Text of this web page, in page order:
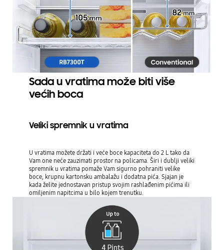
Sada u vratima može biti više
većih boca
Veliki spremnik u vratima
U vratima možete držati i veće boce kapaciteta do 2 L tako da
Vam one neće zauzimati prostor na policama. Širi i dublji veliki
spremnik u vratima pomaže Vam sigurno pohraniti velike
boce, krupnu kartonsku ambalažu i dodatna pića. Sjajan je
kada želite jednostavan pristup svojim rashlađenim pićima ili
omiljenim napitcima u bilo kojem trenutku.